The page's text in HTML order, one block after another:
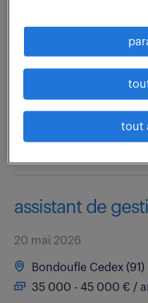
Vous allez vous
des contrats :
de la cohérence et de
auprès de la force de
assistant de
20 mai 2026
Bondoufle Cedex (91)
35 000 - 45 000 € /
tout